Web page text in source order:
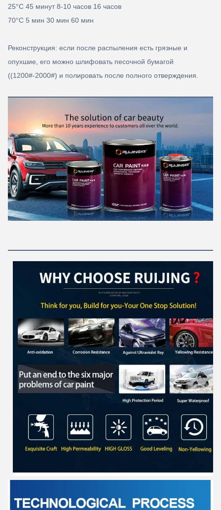
25°C 45 минут 8-10 часов 16 часов
70°C 5 мин 30 мин 60 мин
Реконструкция: если после распыления есть грязные и
опухшие, его можно шлифовать песочной бумагой
((1200#-2000#) и полировать после полного отверждения.